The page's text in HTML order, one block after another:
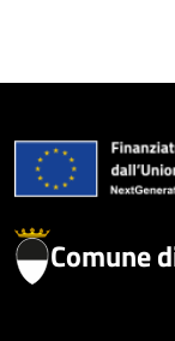
Comune